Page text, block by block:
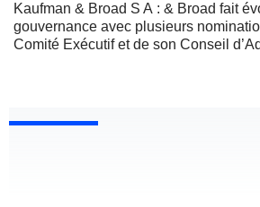
Kaufman & Broad S A : & Broad fait
gouvernance avec plusieurs
Comité Exécutif et de son Conseil